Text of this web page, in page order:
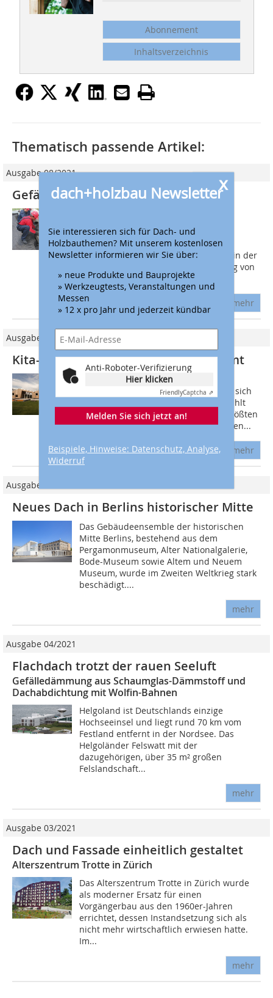
Abonnement
Inhaltsverzeichnis
x
dach+holzbau Newsletter
Sie interessieren sich für Dach- und
Holzbauthemen? Mit unserem kostenlosen
Newsletter informieren wir Sie über:
» neue Produkte und Bauprojekte
» Werkzeugtests, Veranstaltungen und
Messen
» 12 x pro Jahr und jederzeit kündbar
Anti-Roboter-Verifizierung
Hier klicken
FriendlyCaptcha ⇗
Melden Sie sich jetzt an!
Beispiele, Hinweise: Datenschutz, Analyse,
Widerruf
Thematisch passende Artikel:
Ausgabe 08/2021
Gefälledämmung mit Schaumglas
Flachdächern kommt es  neben dem
Wärmeschutz  auf die sichere
Entwässerung an. Denn nur diese ist in der
Lage, Niederschlagswasser zuverlässig von
der...
mehr
Ausgabe 06/2020
Kita-Neubau mit Schaumglas gedämmt
Im Norden von Bonn, nahe des
Naturschutzgebiets Siegaue, befindet sich
das Neubaugebiet Geislar-West. Es zählt
mit rund 130 Grundstücken zu den größten
Baugebieten der Stadt. Mit seiner guten...
mehr
Ausgabe 04/2023
Neues Dach in Berlins historischer Mitte
Das Gebäudeensemble der historischen
Mitte Berlins, bestehend aus dem
Pergamonmuseum, Alter Nationalgalerie,
Bode-Museum sowie Altem und Neuem
Museum, wurde im Zweiten Weltkrieg stark
beschädigt....
mehr
Ausgabe 04/2021
Flachdach trotzt der rauen Seeluft
Gefälledämmung aus Schaumglas-Dämmstoff und
Dachabdichtung mit Wolfin-Bahnen
Helgoland ist Deutschlands einzige
Hochseeinsel und liegt rund 70 km vom
Festland entfernt in der Nordsee. Das
Helgoländer Felswatt mit der
dazugehörigen, über 35 m² großen
Felslandschaft...
mehr
Ausgabe 03/2021
Dach und Fassade einheitlich gestaltet
Alterszentrum Trotte in Zürich
Das Alterszentrum Trotte in Zürich wurde
als moderner Ersatz für einen
Vorgängerbau aus den 1960er-Jahren
errichtet, dessen Instandsetzung sich als
nicht mehr wirtschaftlich erwiesen hatte.
Im...
mehr